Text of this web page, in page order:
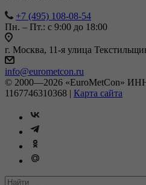
+7 (495) 108-08-54
Пн. – Пт.: с 9:00 до 18:00
г. Москва, 11-я улица
info@eurometcon.ru
© 2000—2026 «EuroMetCon»
1167746310368 | Карта сайта